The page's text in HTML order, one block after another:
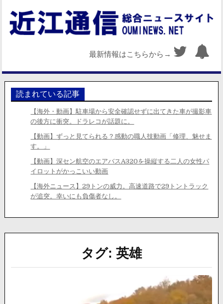
最新情報はこちらから→
読まれている記事
【海外・動画】駐車場から安全確認せずに出てきた車が撮影車
の後方に衝突。ドラレコが話題に。
【動画】ずっと見てられる？感動の職人技動画「修理、魅せま
す。」
【動画】深セン航空のエアバスA320を操縦する二人の女性パ
イロットがかっこいい動画
【海外ニュース】29トンの威力。高速道路で29トントラック
が追突。幸いにも負傷者なし。
タグ: 英雄